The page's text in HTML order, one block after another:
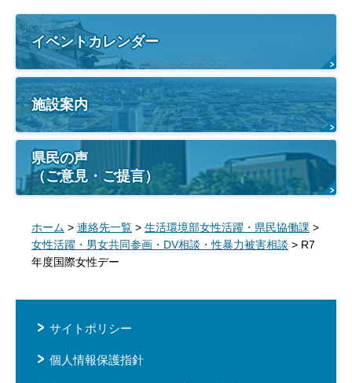
イベントカレンダー
施設案内
県民の声
（ご意見・ご提言）
ホーム > 連絡先一覧 > 生活環境部女性活躍・県民協働課 >
女性活躍・男女共同参画・DV相談・性暴力被害相談 > R7
年度国際女性デー
サイトポリシー
個人情報保護指針